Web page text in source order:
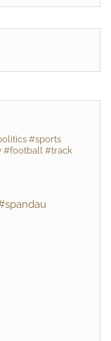
#sports
#football #track